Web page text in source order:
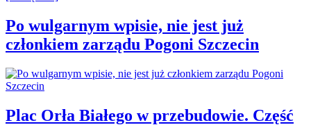
Po wulgarnym wpisie, nie jest już
członkiem zarządu Pogoni Szczecin
Plac Orła Białego w przebudowie. Część